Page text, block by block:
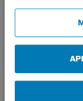
Kolhättans